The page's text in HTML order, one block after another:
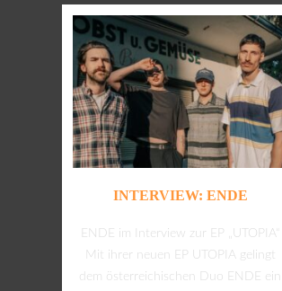
INTERVIEW: ENDE
ENDE im Interview zur EP „UTOPIA“
Mit ihrer neuen EP UTOPIA gelingt
dem österreichischen Duo ENDE ein